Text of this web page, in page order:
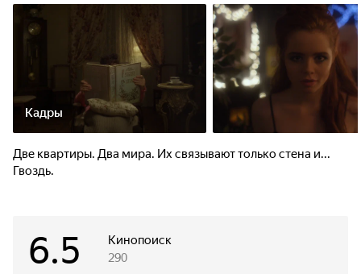
Кадры
Две квартиры. Два мира. Их связывают только стена и...
Гвоздь.
Кинопоиск
6.5 290